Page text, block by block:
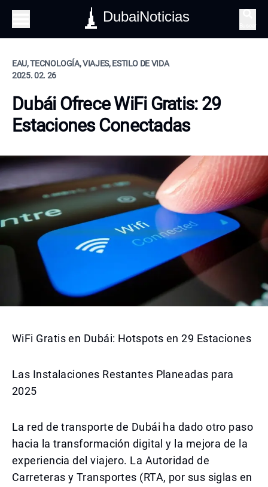
DubaiNoticias
EAU, TECNOLOGÍA, VIAJES, ESTILO DE VIDA
2025. 02. 26
Dubái Ofrece WiFi Gratis: 29
Estaciones Conectadas
WiFi Gratis en Dubái: Hotspots en 29 Estaciones
Las Instalaciones Restantes Planeadas para
2025
La red de transporte de Dubái ha dado otro paso
hacia la transformación digital y la mejora de la
experiencia del viajero. La Autoridad de
Carreteras y Transportes (RTA, por sus siglas en